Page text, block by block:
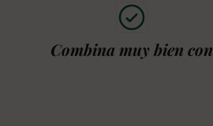
Combina muy bien con